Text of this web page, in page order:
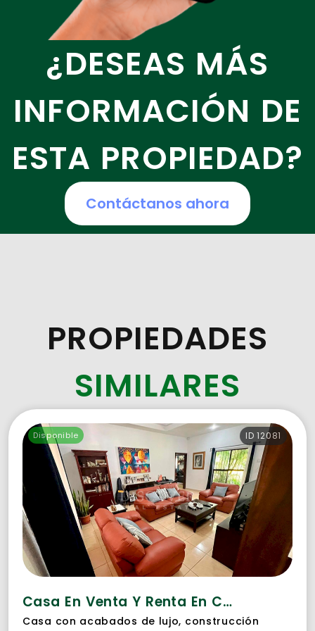
¿DESEAS MÁS
INFORMACIÓN DE
ESTA PROPIEDAD?
Contáctanos ahora
PROPIEDADES
SIMILARES
ID 12081
Disponible
Casa En Venta Y Renta En Carretera Vieja León
Casa con acabados de lujo, construcción